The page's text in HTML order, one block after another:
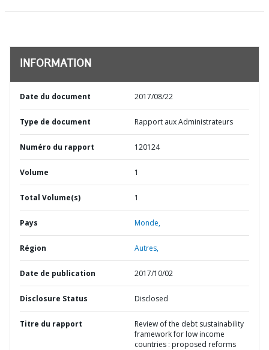
INFORMATION
Date du document 2017/08/22
Type de document Rapport aux Administrateurs
Numéro du rapport 120124
Volume 1
Total Volume(s) 1
Pays Monde,
Région Autres,
Date de publication 2017/10/02
Disclosure Status Disclosed
Titre du rapport
Review of the debt sustainability
framework for low income
countries : proposed reforms